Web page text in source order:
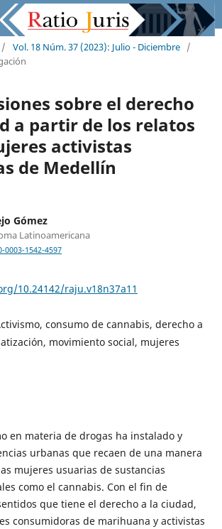
/ Vol. 18 Núm. 37 (2023): Julio - Diciembre /
sobre el derecho
a partir de los relatos
activistas
de Medellín
Gómez
Latinoamericana
1542-4597
10.24142/raju.v18n37a11
consumo de cannabis, derecho a
movimiento social, mujeres
en materia de drogas ha instalado y
urbanas que recaen de una manera
mujeres usuarias de sustancias
como el cannabis. Con el fin de
que tiene el derecho a la ciudad,
consumidoras de marihuana y activistas